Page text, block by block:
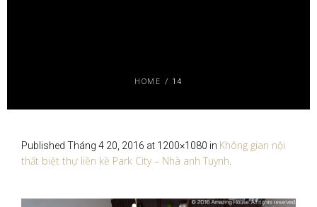
HOME / 14
Published Tháng 4 20, 2016 at 1200×1080 in Không gian nội
thất biệt thự liền kề Park City – Nhà anh Tuynh.